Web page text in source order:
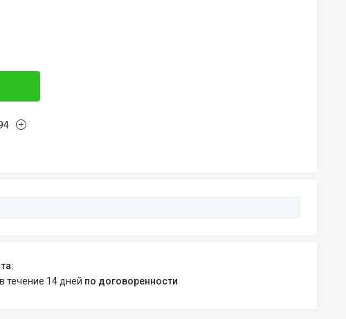
течение 14 дней по договоренности